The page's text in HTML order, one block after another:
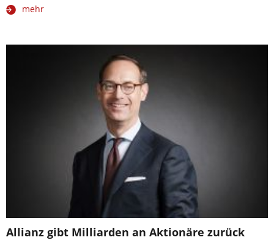
mehr
Allianz gibt Milliarden an Aktionäre zurück